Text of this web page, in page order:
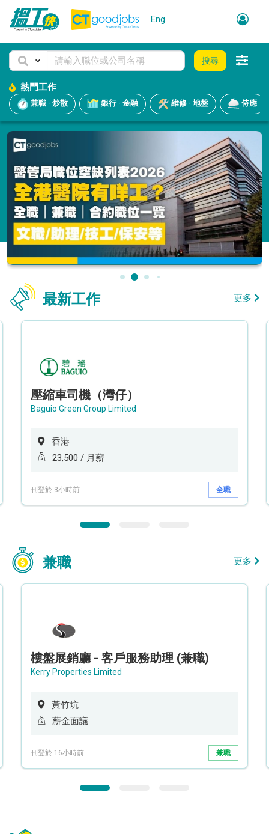
Eng
搜尋
熱門工作
兼職 · 炒散 銀行 · 金融 維修 · 地盤 侍應
最新工作 更多
壓縮車司機（灣仔）
Baguio Green Group Limited
香港
23,500 / 月薪
刊登於 3小時前 全職
兼職 更多
樓盤展銷廳 - 客戶服務助理 (兼職)
Kerry Properties Limited
黃竹坑
薪金面議
刊登於 16小時前 兼職